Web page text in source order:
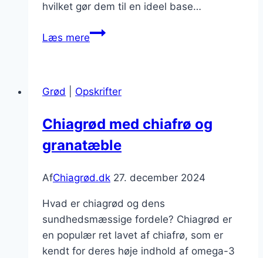
hvilket gør dem til en ideel base…
Læs mereChiagrød
ekstra
Grød Opskrifter
Chiagrød med chiafrø og
granatæble
AfChiagrød.dk 27. december 2024
Hvad er chiagrød og dens
sundhedsmæssige fordele? Chiagrød er
en populær ret lavet af chiafrø, som er
kendt for deres høje indhold af omega-3